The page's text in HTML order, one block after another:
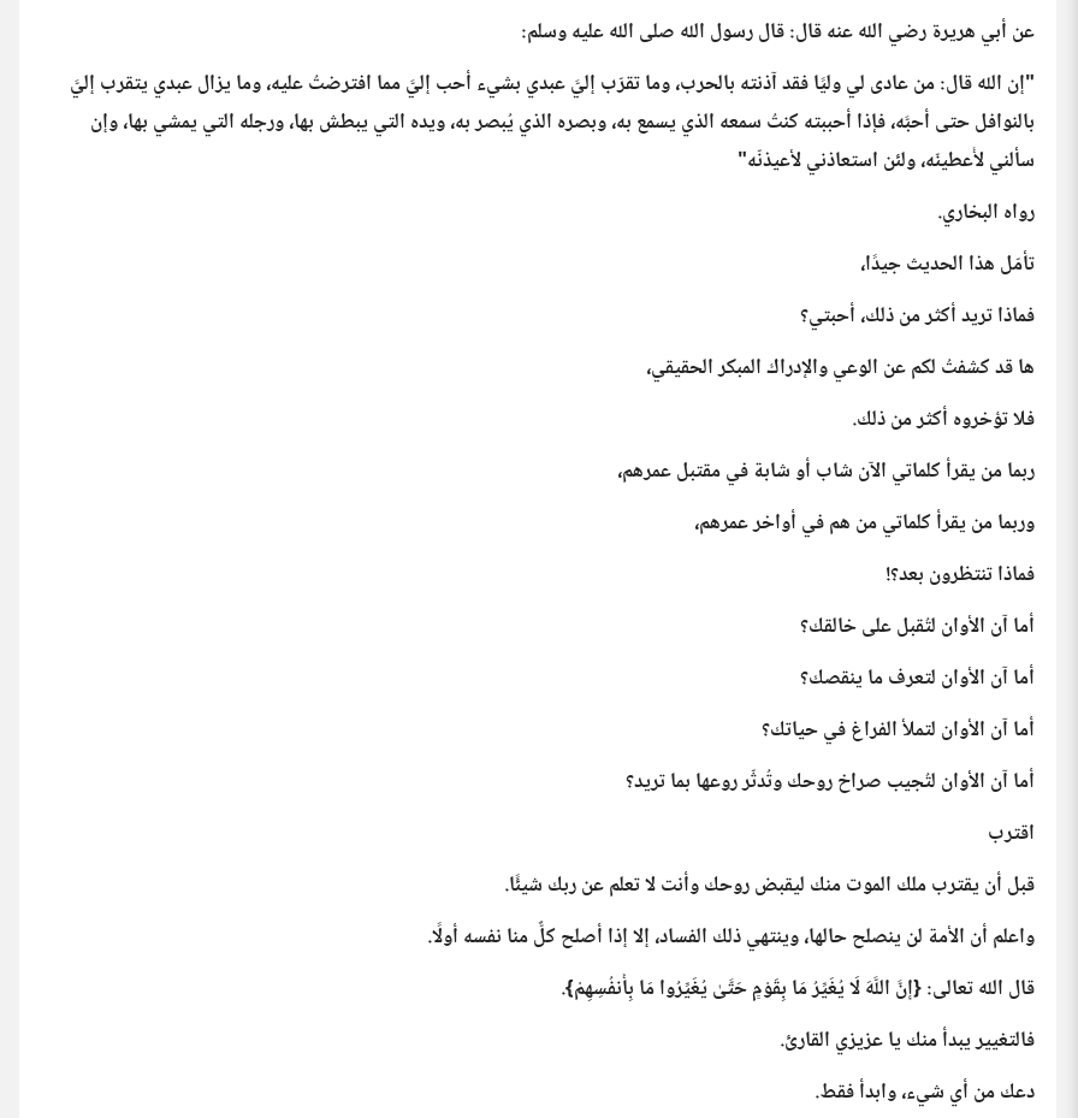
عن أبي هريرة رضي الله عنه قال: قال رسول الله صلى الله عليه وسلم:
"إن الله قال: من عادى لي وليًا فقد آذنته بالحرب، وما تقرّب إليَّ عبدي بشيء أحب إليَّ مما افترضتُ عليه، وما يزال عبدي يتقرب إليَّ
بالنوافل حتى أحبَّه، فإذا أحببته كنتُ سمعه الذي يسمع به، وبصره الذي يُبصر به، ويده التي يبطش بها، ورجله التي يمشي بها، وإن
سألني لأُعطينّه، ولئن استعاذني لأعيذنّه"
رواه البخاري.
تأمّل هذا الحديث جيدًا،
فماذا تريد أكثر من ذلك، أحبتي؟
ها قد كشفتُ لكم عن الوعي والإدراك المبكر الحقيقي،
فلا تؤخروه أكثر من ذلك.
ربما من يقرأ كلماتي الآن شاب أو شابة في مقتبل عمرهم،
وربما من يقرأ كلماتي من هم في أواخر عمرهم،
فماذا تنتظرون بعد؟!
أما آن الأوان لتُقبل على خالقك؟
أما آن الأوان لتعرف ما ينقصك؟
أما آن الأوان لتملأ الفراغ في حياتك؟
أما آن الأوان لتُجيب صراخ روحك وتُدثّر روعها بما تريد؟
اقترب
قبل أن يقترب ملك الموت منك ليقبض روحك وأنت لا تعلم عن ربك شيئًا.
واعلم أن الأمة لن ينصلح حالها، وينتهي ذلك الفساد، إلا إذا أصلح كلٌّ منا نفسه أولًا.
قال الله تعالى: {إِنَّ اللَّهَ لَا يُغَيِّرُ مَا بِقَوْمٍ حَتَّىٰ يُغَيِّرُوا مَا بِأَنفُسِهِمْ}.
فالتغيير يبدأ منك يا عزيزي القارئ.
دعك من أي شيء، وابدأ فقط.